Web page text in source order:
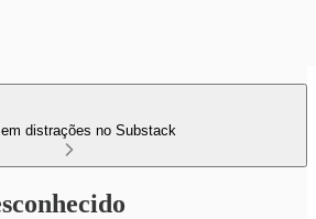
distrações no Substack